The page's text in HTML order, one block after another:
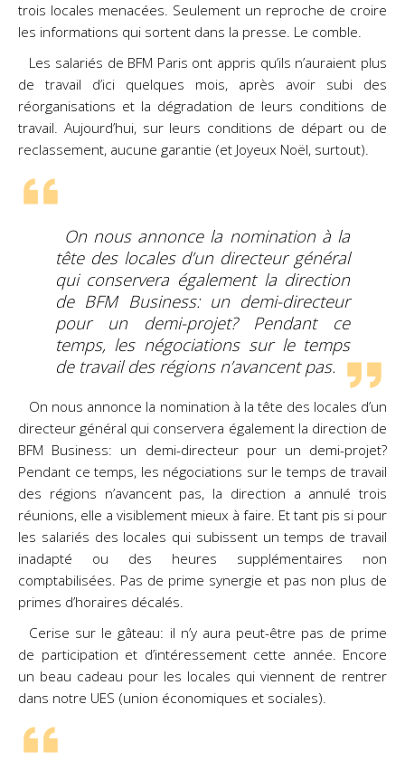
trois locales menacées. Seulement un reproche de croire
les informations qui sortent dans la presse. Le comble.
Les salariés de BFM Paris ont appris qu’ils n’auraient plus
de travail d’ici quelques mois, après avoir subi des
réorganisations et la dégradation de leurs conditions de
travail. Aujourd’hui, sur leurs conditions de départ ou de
reclassement, aucune garantie (et Joyeux Noël, surtout).
On nous annonce la nomination à la
tête des locales d’un directeur général
qui conservera également la direction
de BFM Business: un demi-directeur
pour un demi-projet? Pendant ce
temps, les négociations sur le temps
de travail des régions n’avancent pas.
On nous annonce la nomination à la tête des locales d’un
directeur général qui conservera également la direction de
BFM Business: un demi-directeur pour un demi-projet?
Pendant ce temps, les négociations sur le temps de travail
des régions n’avancent pas, la direction a annulé trois
réunions, elle a visiblement mieux à faire. Et tant pis si pour
les salariés des locales qui subissent un temps de travail
inadapté ou des heures supplémentaires non
comptabilisées. Pas de prime synergie et pas non plus de
primes d’horaires décalés.
Cerise sur le gâteau: il n’y aura peut-être pas de prime
de participation et d’intéressement cette année. Encore
un beau cadeau pour les locales qui viennent de rentrer
dans notre UES (union économiques et sociales).